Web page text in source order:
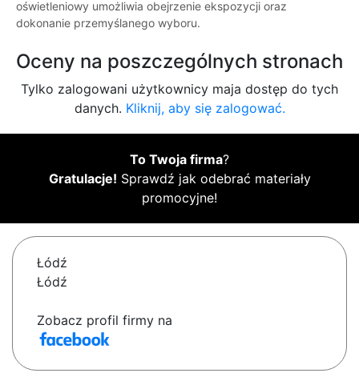
oświetleniowy umożliwia obejrzenie ekspozycji oraz
dokonanie przemyślanego wyboru.
Oceny na poszczególnych stronach
Tylko zalogowani użytkownicy maja dostęp do tych
danych. Kliknij, aby się zalogować.
To Twoja firma?
Gratulacje! Sprawdź jak odebrać materiały
promocyjne!
Łódź
Łódź
Zobacz profil firmy na